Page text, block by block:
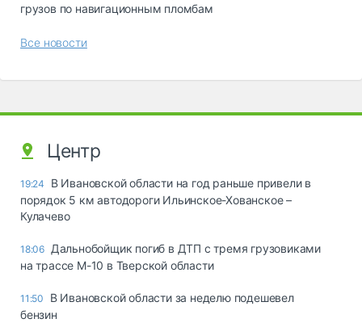
грузов по навигационным пломбам
Все новости
Центр
19:24
В Ивановской области на год раньше привели в
порядок 5 км автодороги Ильинское-Хованское –
Кулачево
18:06 Дальнобойщик погиб в ДТП с тремя грузовиками
на трассе М-10 в Тверской области
11:50
В Ивановской области за неделю подешевел
бензин